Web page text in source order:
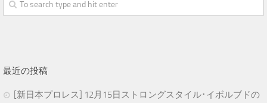
最近の投稿
[新日本プロレス] 12月15日ストロングスタイル･イボルブドの